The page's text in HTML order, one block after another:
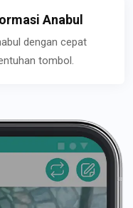
Anabul
dengan cepat
tombol.